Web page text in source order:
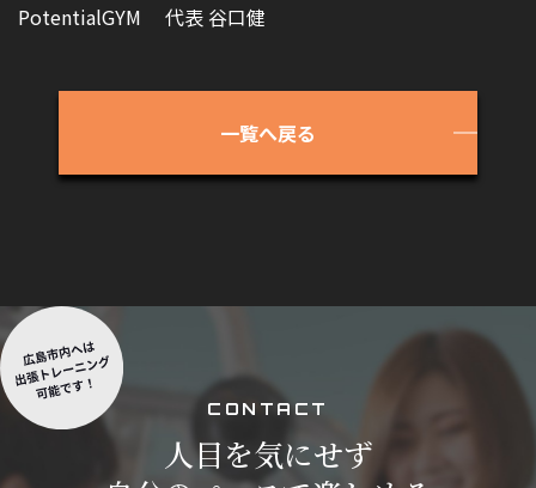
PotentialGYM 代表 谷口健
一覧へ戻る
C O N T A C T
人目を気にせず